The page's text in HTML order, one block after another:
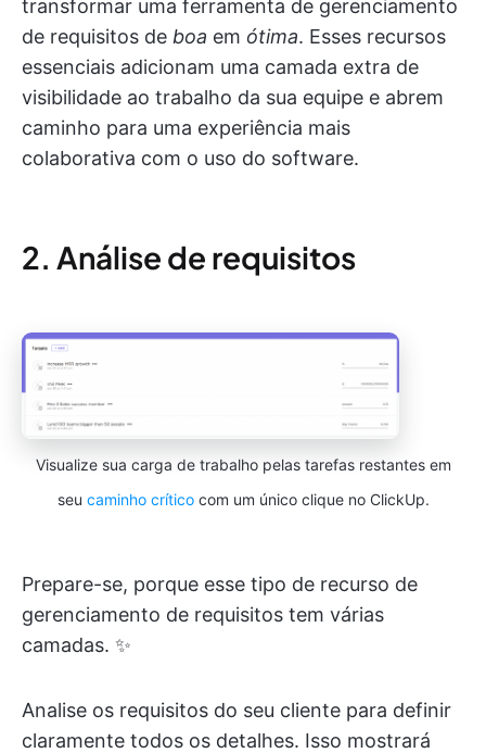
transformar uma ferramenta de gerenciamento
de requisitos de boa em ótima. Esses recursos
essenciais adicionam uma camada extra de
visibilidade ao trabalho da sua equipe e abrem
caminho para uma experiência mais
colaborativa com o uso do software.
2. Análise de requisitos
Visualize sua carga de trabalho pelas tarefas restantes em
seu caminho críticocom um único clique no ClickUp.
Prepare-se, porque esse tipo de recurso de
gerenciamento de requisitos tem várias
camadas. ✨
Analise os requisitos do seu cliente para definir
claramente todos os detalhes. Isso mostrará